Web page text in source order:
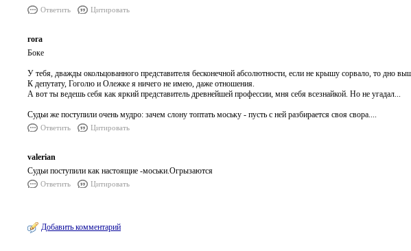
Ответить Цитировать
гога
Боке
У тебя, дважды окольцованного представителя бесконечной абсолютности, если не крышу сорвало, то дно
К депутату, Гоголю и Олежке я ничего не имею, даже отношения.
А вот ты ведешь себя как яркий представитель древнейшей профессии, мня себя всезнайкой. Но не угадал...
Судьи же поступили очень мудро: зачем слону топтать моську - пусть с ней разбирается своя свора....
Ответить Цитировать
valerian
Судьи поступили как настоящие -моськи.Огрызаются
Ответить Цитировать
Добавить комментарий